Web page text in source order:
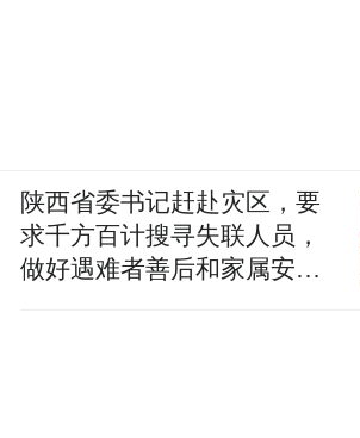
陕西省委书记赶赴灾区，要
求千方百计搜寻失联人员，
做好遇难者善后和家属安抚